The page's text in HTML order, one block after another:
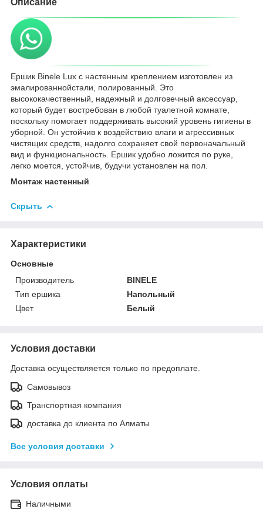
Ершик Binele Lux с настенным креплением изготовлен из
эмалированнойстали, полированный. Это
высококачественный, надежный и долговечный аксессуар,
который будет востребован в любой туалетной комнате,
поскольку помогает поддерживать высокий уровень гигиены в
уборной. Он устойчив к воздействию влаги и агрессивных
чистящих средств, надолго сохраняет свой первоначальный
вид и функциональность. Ершик удобно ложится по руке,
легко моется, устойчив, будучи установлен на пол.
Монтаж настенный
Скрыть
Характеристики
Основные
Производитель
BINELE
Тип ершика
Напольный
Цвет
Белый
Условия доставки
Доставка осуществляется только по предоплате.
Самовывоз
Транспортная компания
доставка до клиента по Алматы
Все условия доставки
Условия оплаты
Наличными